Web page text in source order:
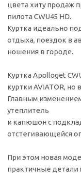
цвета хиту продаж
пилота CWU45 HD.
Куртка идеально
отдыха, поездок в
ношения в городе.
Куртка Apolloget
куртки AVIATOR, но
Главным
утеплитель
и капюшон с
отстегивающейся
При этом новая
практичные детали